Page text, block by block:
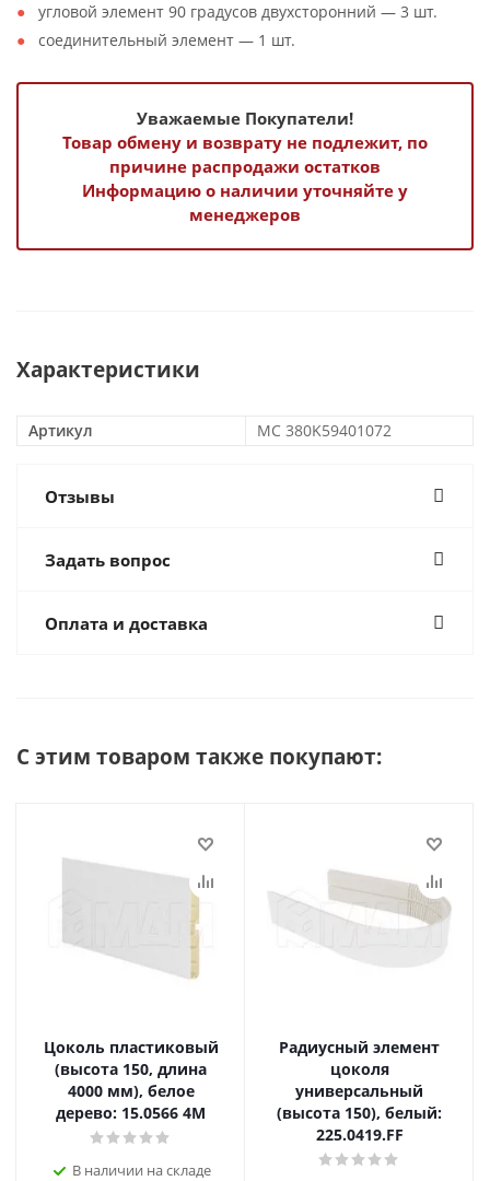
угловой элемент 90 градусов двухсторонний — 3 шт.
соединительный элемент — 1 шт.
Уважаемые Покупатели!
Товар обмену и возврату не подлежит, по
причине распродажи остатков
Информацию о наличии уточняйте у
менеджеров
Характеристики
Артикул MC 380K59401072
Отзывы
Задать вопрос
Оплата и доставка
С этим товаром также покупают:
Цоколь пластиковый
(высота 150, длина
4000 мм), белое
дерево: 15.0566 4M
В наличии на складе
Радиусный элемент
цоколя
универсальный
(высота 150), белый:
225.0419.FF